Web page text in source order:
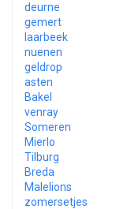
deurne
gemert
laarbeek
nuenen
geldrop
asten
Bakel
venray
Someren
Mierlo
Tilburg
Breda
Malelions
zomersetjes